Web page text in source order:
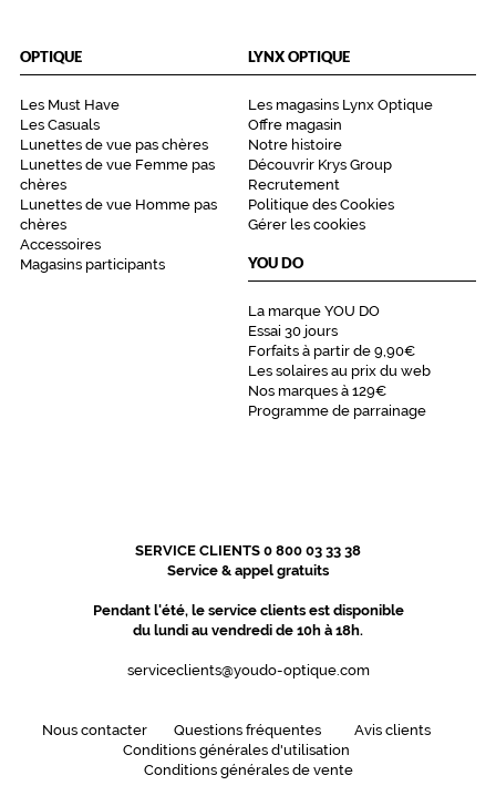
OPTIQUE
Les Must Have
Les Casuals
Lunettes de vue pas chères
Lunettes de vue Femme pas
chères
Lunettes de vue Homme pas
chères
Accessoires
Magasins participants
LYNX OPTIQUE
Les magasins Lynx Optique
Offre magasin
Notre histoire
Découvrir Krys Group
Recrutement
Politique des Cookies
Gérer les cookies
YOU DO
La marque YOU DO
Essai 30 jours
Forfaits à partir de 9,90€
Les solaires au prix du web
Nos marques à 129€
Programme de parrainage
SERVICE CLIENTS 0 800 03 33 38
Service & appel gratuits
Pendant l'été, le service clients est disponible
du lundi au vendredi de 10h à 18h.
serviceclients@youdo-optique.com
Nous contacter Questions fréquentes
Avis clients
Conditions générales d'utilisation
Conditions générales de vente